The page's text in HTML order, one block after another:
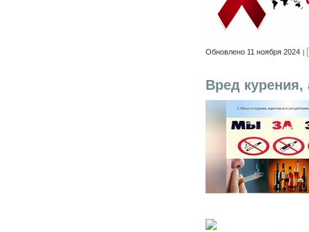
Обновлено 11 ноября 2024
Вред курения,